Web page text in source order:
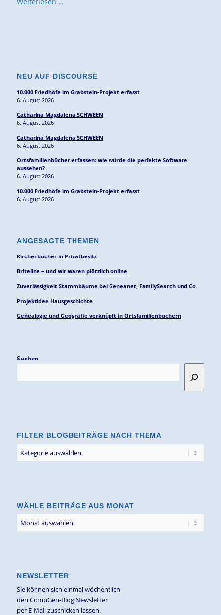
NEU AUF DISCOURSE
10.000 Friedhöfe im Grabstein-Projekt erfasst
6. August 2026
Catharina Magdalena SCHWEEN
6. August 2026
Catharina Magdalena SCHWEEN
6. August 2026
Ortsfamilienbücher erfassen: wie würde die perfekte Software
aussehen?
6. August 2026
10.000 Friedhöfe im Grabstein-Projekt erfasst
6. August 2026
ANGESAGTE THEMEN
Kirchenbücher in Privatbesitz
Briteline – und wir waren plötzlich online
Zuverlässigkeit Stammbäume bei Geneanet, FamilySearch und Co
Projektidee Hausgeschichte
Genealogie und Geografie verknüpft in Ortsfamilienbüchern
Suchen
FILTER BLOGBEITRÄGE NACH THEMA
Blogbeiträge
WÄHLE BEITRÄGE AUS MONAT
NEWSLETTER
Sie können sich einmal wöchentlich
den CompGen-Blog Newsletter
per E-Mail zuschicken lassen.